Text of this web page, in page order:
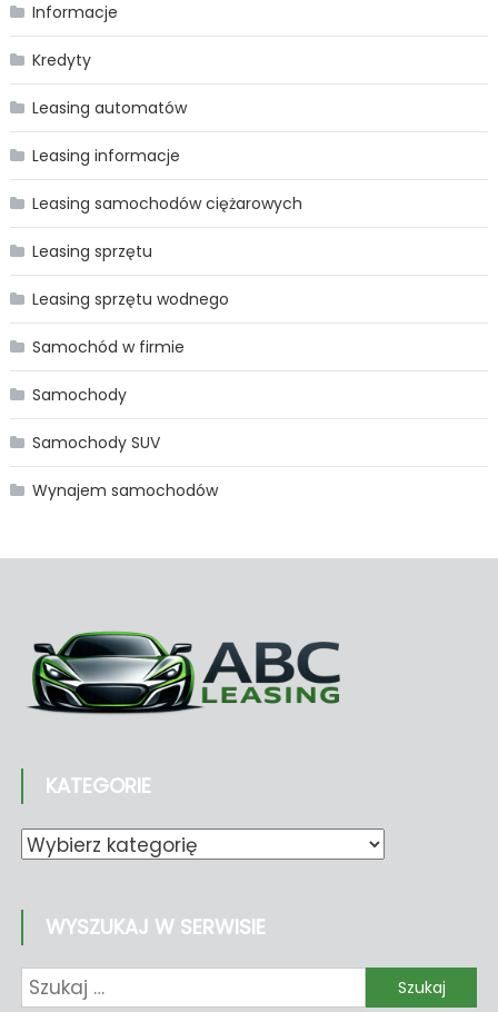
Informacje
Kredyty
Leasing automatów
Leasing informacje
Leasing samochodów ciężarowych
Leasing sprzętu
Leasing sprzętu wodnego
Samochód w firmie
Samochody
Samochody SUV
Wynajem samochodów
KATEGORIE
Kategorie
WYSZUKAJ W SERWISIE
Szukaj: